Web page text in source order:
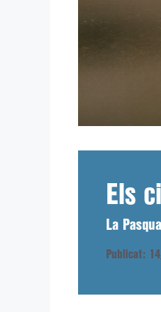
Els
La
Publicat: